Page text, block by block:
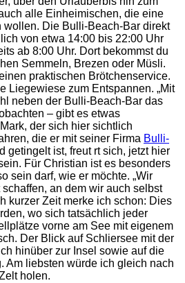
alle Einheimischen, die eine
wollen. Die Bulli-Beach-Bar direkt
von etwa 14:00 bis 22:00 Uhr
ab 8:00 Uhr. Dort bekommst du
Semmeln, Brezen oder Müsli.
praktischen Brötchenservice.
Liegewiese zum Entspannen. „Mit
neben der Bulli-Beach-Bar das
– gibt es etwas
der sich hier sichtlich
die er mit seiner Firma Bulli-
getingelt ist, freut rt sich, jetzt hier
Für Christian ist es besonders
sein darf, wie er möchte. „Wir
an dem wir auch selbst
kurzer Zeit merke ich schon: Dies
wo sich tatsächlich jeder
vorne am See mit eigenem
Der Blick auf Schliersee mit der
hinüber zur Insel sowie auf die
Am liebsten würde ich gleich nach
holen.